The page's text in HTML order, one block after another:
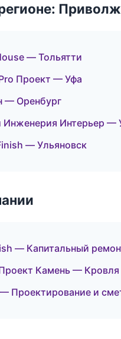
— Тольятти
Проект — Уфа
— Оренбург
Интерьер —
— Ульяновск
— Капитальный
Камень — Кровля
Проектирование и